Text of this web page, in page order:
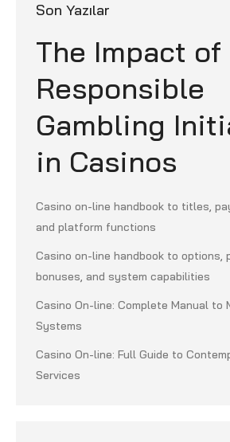
Son Yazılar
The Impact of
Responsible
Gambling
in Casinos
Casino on-line handbook to titles,
and platform functions
Casino on-line handbook to options,
bonuses, and system capabilities
Casino On-line: Complete Manual to
Systems
Casino On-line: Full Guide to
Services